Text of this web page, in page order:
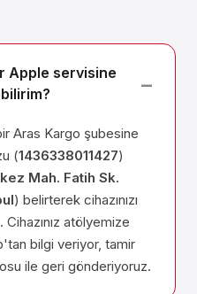
Apple servisine
Aras Kargo şubesine
(1436338011427)
Mah. Fatih Sk.
) belirterek cihazınızı
atölyemize
bilgi veriyor, tamir
ile geri gönderiyoruz.